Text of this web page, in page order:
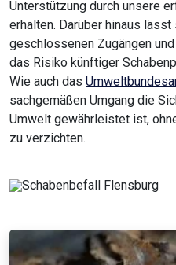
Unterstützung durch unsere
erhalten. Darüber hinaus
geschlossenen Zugängen
das Risiko künftiger
Wie auch das
sachgemäßen Umgang die
Umwelt gewährleistet ist,
zu verzichten.